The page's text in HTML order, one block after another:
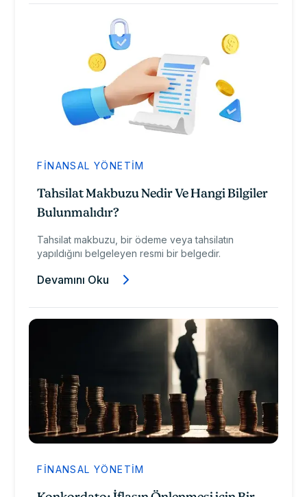
FINANSAL YÖNETIM
Tahsilat Makbuzu Nedir Ve Hangi Bilgiler
Bulunmalıdır?
Tahsilat makbuzu, bir ödeme veya tahsilatın
yapıldığını belgeleyen resmi bir belgedir.
Devamını Oku
FINANSAL YÖNETIM